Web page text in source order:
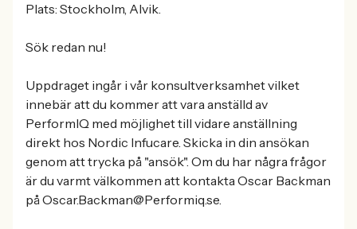
Plats: Stockholm, Alvik.
Sök redan nu!
Uppdraget ingår i vår konsultverksamhet vilket
innebär att du kommer att vara anställd av
PerformIQ med möjlighet till vidare anställning
direkt hos Nordic Infucare. Skicka in din ansökan
genom att trycka på "ansök". Om du har några frågor
är du varmt välkommen att kontakta Oscar Backman
på Oscar.Backman@Performiq.se.